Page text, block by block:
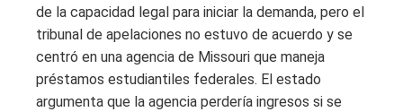
de la capacidad legal para iniciar la demanda, pero el
tribunal de apelaciones no estuvo de acuerdo y se
centró en una agencia de Missouri que maneja
préstamos estudiantiles federales. El estado
argumenta que la agencia perdería ingresos si se